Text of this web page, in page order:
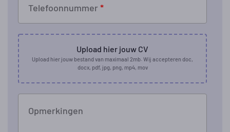
Telefoonnummer*
Upload hier jouw CV
Upload hier jouw bestand van maximaal 2mb. Wij accepteren doc,
docx, pdf, jpg, png, mp4, mov
Opmerkingen